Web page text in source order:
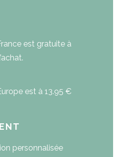
est gratuite à
est à 13.95 €
personnalisée